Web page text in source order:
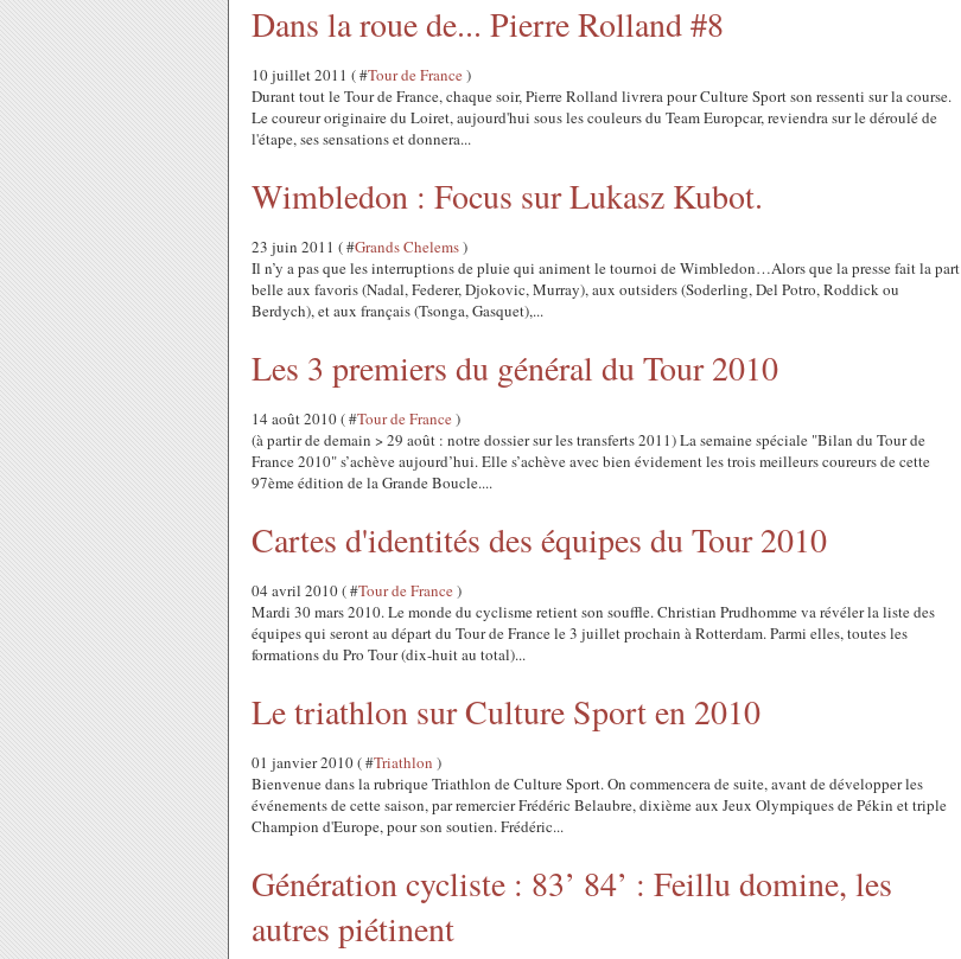
Dans la roue de... Pierre Rolland #8
10 juillet 2011 ( #Tour de France)
Durant tout le Tour de France, chaque soir, Pierre Rolland livrera pour Culture Sport son ressenti sur la course.
Le coureur originaire du Loiret, aujourd'hui sous les couleurs du Team Europcar, reviendra sur le déroulé de
l'étape, ses sensations et donnera...
Wimbledon : Focus sur Lukasz Kubot.
23 juin 2011 ( #Grands Chelems)
Il n’y a pas que les interruptions de pluie qui animent le tournoi de Wimbledon…Alors que la presse fait la part
belle aux favoris (Nadal, Federer, Djokovic, Murray), aux outsiders (Soderling, Del Potro, Roddick ou
Berdych), et aux français (Tsonga, Gasquet),...
Les 3 premiers du général du Tour 2010
14 août 2010 ( #Tour de France)
(à partir de demain > 29 août : notre dossier sur les transferts 2011) La semaine spéciale "Bilan du Tour de
France 2010" s’achève aujourd’hui. Elle s’achève avec bien évidement les trois meilleurs coureurs de cette
97ème édition de la Grande Boucle....
Cartes d'identités des équipes du Tour 2010
04 avril 2010 ( #Tour de France)
Mardi 30 mars 2010. Le monde du cyclisme retient son souffle. Christian Prudhomme va révéler la liste des
équipes qui seront au départ du Tour de France le 3 juillet prochain à Rotterdam. Parmi elles, toutes les
formations du Pro Tour (dix-huit au total)...
Le triathlon sur Culture Sport en 2010
01 janvier 2010 ( #Triathlon )
Bienvenue dans la rubrique Triathlon de Culture Sport. On commencera de suite, avant de développer les
événements de cette saison, par remercier Frédéric Belaubre, dixième aux Jeux Olympiques de Pékin et triple
Champion d'Europe, pour son soutien. Frédéric...
Génération cycliste : 83’ 84’ : Feillu domine, les
autres piétinent